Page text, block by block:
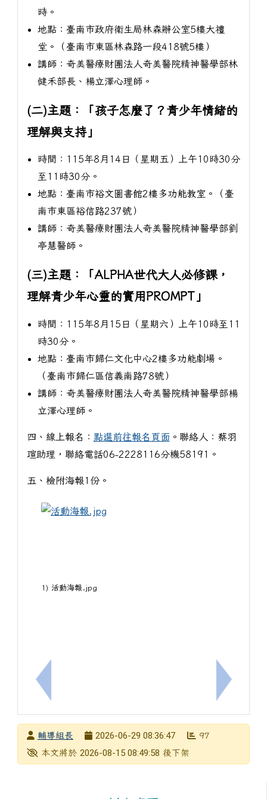
上一筆：函轉115學年度身心障礙學生適性安置餘額
時。
地點：臺南市政府衛生局林森辦公室5樓大禮
堂。（臺南市東區林森路一段418號5樓）
講師：奇美醫療財團法人奇美醫院精神醫學部林
健禾部長、楊立澤心理師。
(二)主題：「孩子怎麼了？青少年情緒的
理解與支持」
時間：115年8月14日（星期五）上午10時30分
至11時30分。
地點：臺南市裕文圖書館2樓多功能教室。（臺
南市東區裕信路237號）
講師：奇美醫療財團法人奇美醫院精神醫學部劉
亭慧醫師。
(三)主題：「ALPHA世代大人必修課，
理解青少年心靈的實用PROMPT」
時間：115年8月15日（星期六）上午10時至11
時30分。
地點：臺南市歸仁文化中心2樓多功能劇場。
（臺南市歸仁區信義南路78號）
講師：奇美醫療財團法人奇美醫院精神醫學部楊
立澤心理師。
四、線上報名： 點選前往報名頁面。聯絡人：蔡羽
瑄助理，聯絡電話06-2228116分機58191。
五、檢附海報1份。
1) 活動海報.jpg
下一筆：
發布者輔導組長
發布日期
2026-06-29 08:36:47
瀏覽次數
97
下架日期本文將於 2026-08-15 08:49:58 後下架